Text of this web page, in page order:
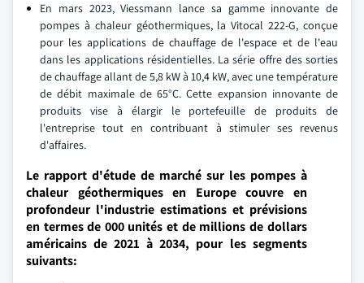
En mars 2023, Viessmann lance sa gamme innovante de
pompes à chaleur géothermiques, la Vitocal 222-G, conçue
pour les applications de chauffage de l'espace et de l'eau
dans les applications résidentielles. La série offre des sorties
de chauffage allant de 5,8 kW à 10,4 kW, avec une température
de débit maximale de 65°C. Cette expansion innovante de
produits vise à élargir le portefeuille de produits de
l'entreprise tout en contribuant à stimuler ses revenus
d'affaires.
Le rapport d'étude de marché sur les pompes à
chaleur géothermiques en Europe couvre en
profondeur l'industrie estimations et prévisions
en termes de 000 unités et de millions de dollars
américains de 2021 à 2034, pour les segments
suivants: